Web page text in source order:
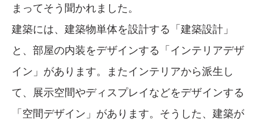
まってそう聞かれました。
建築には、建築物単体を設計する「建築設計」
と、部屋の内装をデザインする「インテリアデザ
イン」があります。またインテリアから派生し
て、展示空間やディスプレイなどをデザインする
「空間デザイン」があります。そうした、建築が